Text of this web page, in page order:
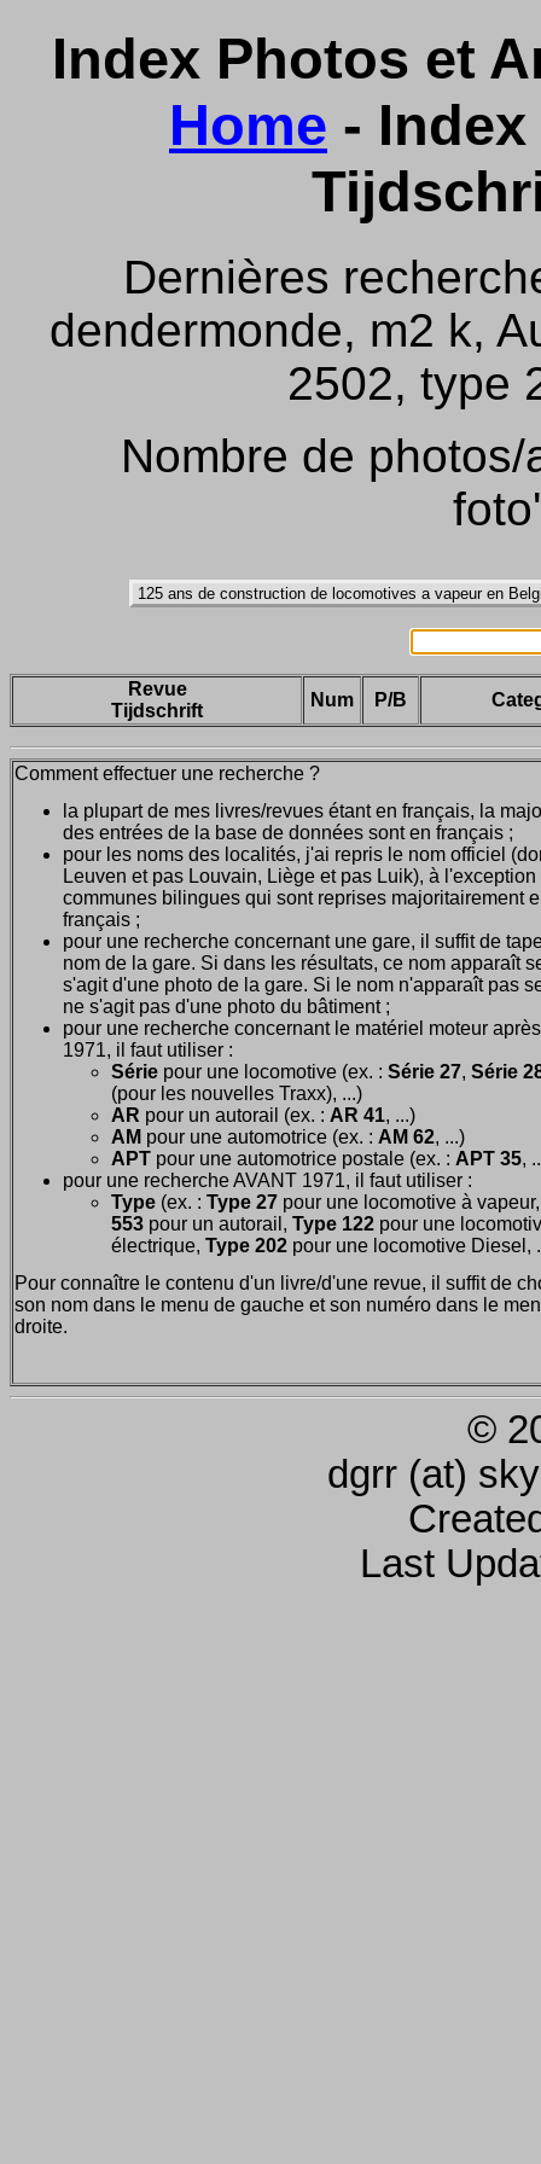
Index Photos et
Home -
Dernières
dendermonde, m2 k,
2502, type
Nombre de
Revue
Tijdschrift
Num P/B
Comment effectuer une recherche ?
la plupart de mes livres/revues étant en français, la
des entrées de la base de données sont en français ;
pour les noms des localités, j'ai repris le nom officiel
Leuven et pas Louvain, Liège et pas Luik), à l'exception
communes bilingues qui sont reprises majoritairement
français ;
pour une recherche concernant une gare, il suffit de
nom de la gare. Si dans les résultats, ce nom apparaît
s'agit d'une photo de la gare. Si le nom n'apparaît pas
ne s'agit pas d'une photo du bâtiment ;
pour une recherche concernant le matériel moteur après
1971, il faut utiliser :
Série pour une locomotive (ex. : Série 27, Série
(pour les nouvelles Traxx), ...)
AR pour un autorail (ex. : AR 41, ...)
AM pour une automotrice (ex. : AM 62, ...)
APT pour une automotrice postale (ex. : APT 35,
pour une recherche AVANT 1971, il faut utiliser :
Type (ex. : Type 27 pour une locomotive à
553 pour un autorail, Type 122 pour une
électrique, Type 202 pour une locomotive Diesel,
Pour connaître le contenu d'un livre/d'une revue, il suffit de
son nom dans le menu de gauche et son numéro dans le
droite.
©
dgrr (at)
Last